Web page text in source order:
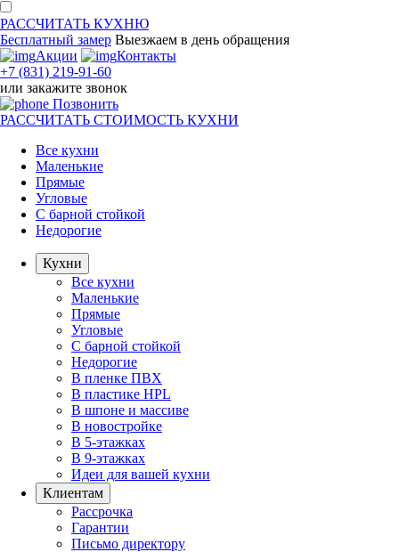
РАССЧИТАТЬ КУХНЮ
Бесплатный замер Выезжаем в день обращения
Акции
Контакты
+7 (831) 219-91-60
или закажите звонок
Позвонить
РАССЧИТАТЬ СТОИМОСТЬ КУХНИ
Все кухни
Маленькие
Прямые
Угловые
С барной стойкой
Недорогие
Кухни
Все кухни
Маленькие
Прямые
Угловые
С барной стойкой
Недорогие
В пленке ПВХ
В пластике HPL
В шпоне и массиве
В новостройке
В 5-этажках
В 9-этажках
Идеи для вашей кухни
Клиентам
Рассрочка
Гарантии
Письмо директору